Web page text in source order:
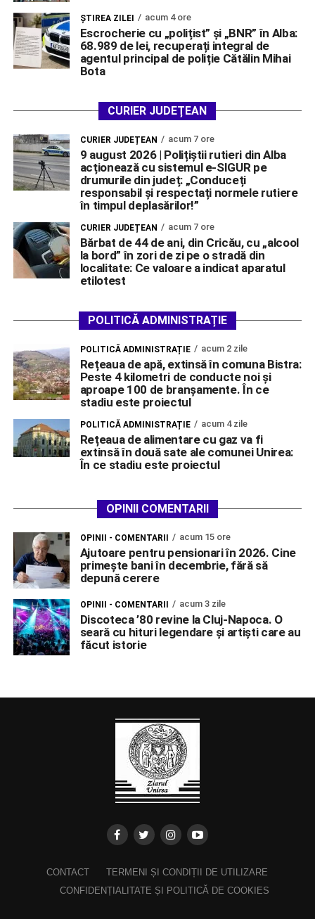
ŞTIREA ZILEI acum 4 ore
Escrocherie cu „polițist” și „BNR” în Alba:
68.989 de lei, recuperați integral de
agentul principal de poliție Cătălin Mihai
Bota
CURIER JUDEȚEAN
CURIER JUDEȚEAN acum 7 ore
9 august 2026 | Polițiștii rutieri din Alba
acționează cu sistemul e-SIGUR pe
drumurile din județ: „Conduceți
responsabil și respectați normele rutiere
în timpul deplasărilor!”
CURIER JUDEȚEAN acum 7 ore
Bărbat de 44 de ani, din Cricău, cu „alcool
la bord” în zori de zi pe o stradă din
localitate: Ce valoare a indicat aparatul
etilotest
POLITICĂ ADMINISTRAȚIE
POLITICĂ ADMINISTRAȚIE acum 2 zile
Rețeaua de apă, extinsă în comuna Bistra:
Peste 4 kilometri de conducte noi și
aproape 100 de branșamente. În ce
stadiu este proiectul
POLITICĂ ADMINISTRAȚIE acum 4 zile
Rețeaua de alimentare cu gaz va fi
extinsă în două sate ale comunei Unirea:
În ce stadiu este proiectul
OPINII COMENTARII
OPINII - COMENTARII acum 15 ore
Ajutoare pentru pensionari în 2026. Cine
primește bani în decembrie, fără să
depună cerere
OPINII - COMENTARII acum 3 zile
Discoteca ’80 revine la Cluj-Napoca. O
seară cu hituri legendare și artiști care au
făcut istorie
CONTACT
TERMENI ȘI CONDIȚII DE UTILIZARE
CONFIDENȚIALITATE ȘI POLITICĂ DE COOKIES